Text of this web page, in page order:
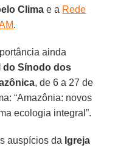
Clima e a Rede
.
ainda
do Sínodo dos
, de 6 a 27 de
“Amazônia: novos
ecologia integral”.
auspícios da Igreja